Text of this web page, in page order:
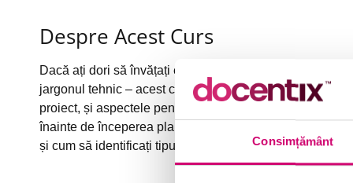
Consimțământ
Despre Acest Curs
Dacă ați dori să învățați elementele fundamentale
jargonul tehnic – acest curs este pentru dvs. Veți învăța
proiect, și aspectele pentru care veți fi responsabil(ă),
înainte de începerea planificării. De asemenea, veți
și cum să identificați tipurile diferite de persoane care